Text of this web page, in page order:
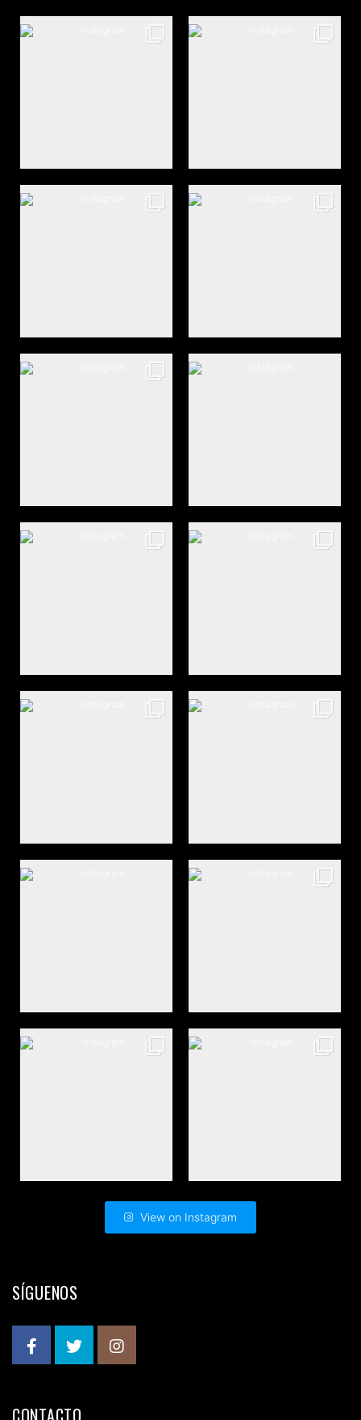
View on Instagram
SÍGUENOS
CONTACTO